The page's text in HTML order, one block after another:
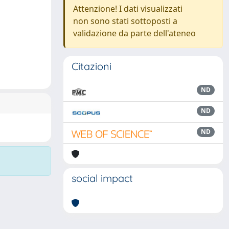
Attenzione! I dati visualizzati
non sono stati sottoposti a
validazione da parte dell'ateneo
Citazioni
ND
ND
ND
social impact